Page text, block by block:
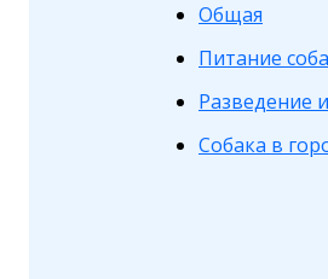
Общая
Питание
Разведение
Собака в